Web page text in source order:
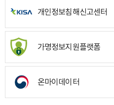
개인정보침해신고센터
가명정보지원플랫폼
온마이데이터